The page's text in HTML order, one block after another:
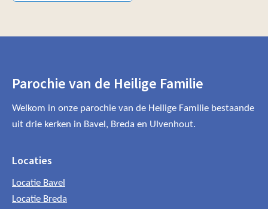
Parochie van de Heilige Familie
Welkom in onze parochie van de Heilige Familie bestaande
uit drie kerken in Bavel, Breda en Ulvenhout.
Locaties
Locatie Bavel
Locatie Breda